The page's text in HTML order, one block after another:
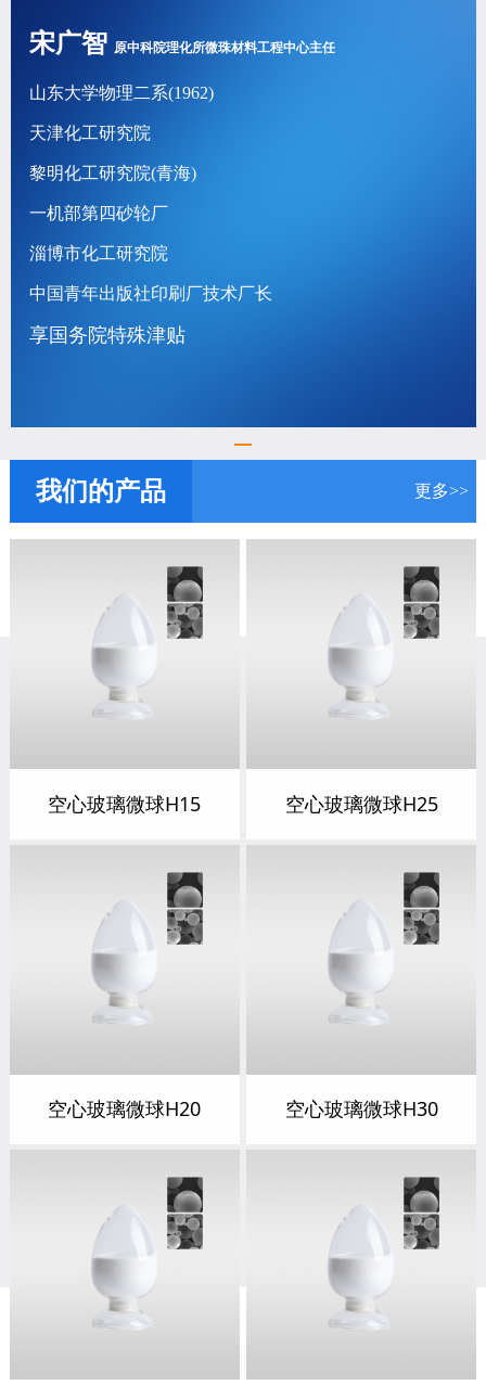
宋广智 原中科院理化所微珠材料工程中心主任
山东大学物理二系(1962)
天津化工研究院
黎明化工研究院(青海)
一机部第四砂轮厂
淄博市化工研究院
中国青年出版社印刷厂技术厂长
享国务院特殊津贴
我们的产品 更多>>
空心玻璃微球H15 空心玻璃微球H25
空心玻璃微球H20 空心玻璃微球H30